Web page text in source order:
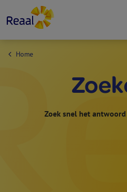
Home
Zoek snel het